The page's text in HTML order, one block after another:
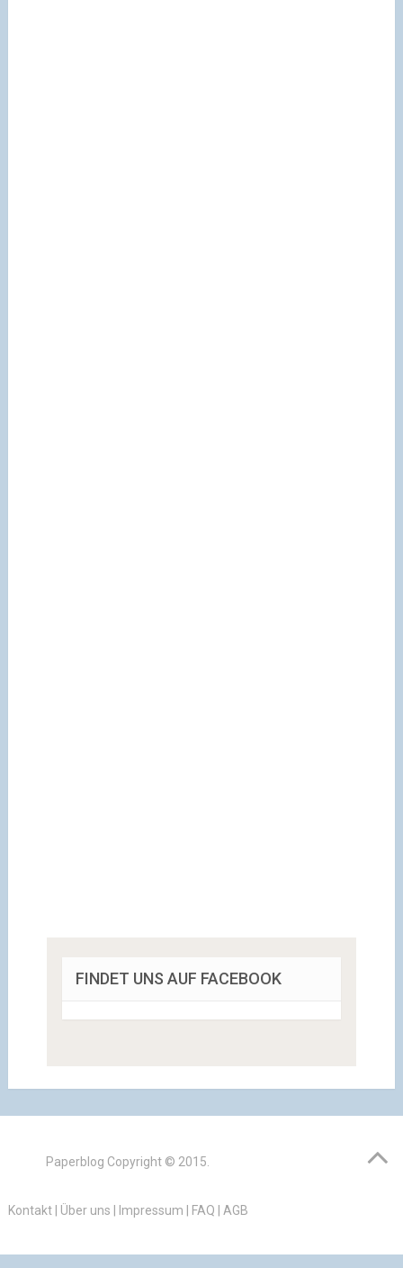
FINDET UNS AUF FACEBOOK
Paperblog Copyright © 2015.
Kontakt| Über uns Impressum FAQ AGB